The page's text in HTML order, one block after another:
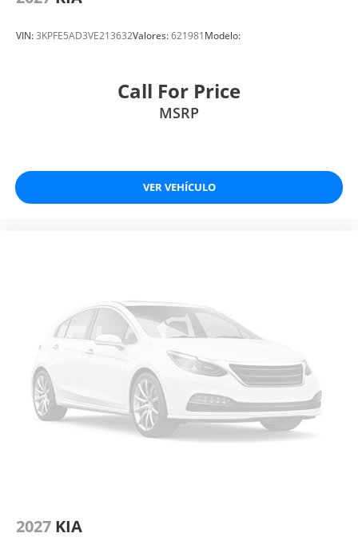
VIN:3KPFE5AD3VE213632Valores:621981Modelo:
Call For Price
MSRP
VER VEHÍCULO
2027 KIA